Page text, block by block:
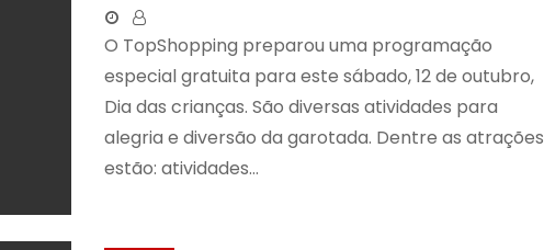
O TopShopping preparou uma programação
especial gratuita para este sábado, 12 de outubro,
Dia das crianças. São diversas atividades para
alegria e diversão da garotada. Dentre as atrações
estão: atividades…